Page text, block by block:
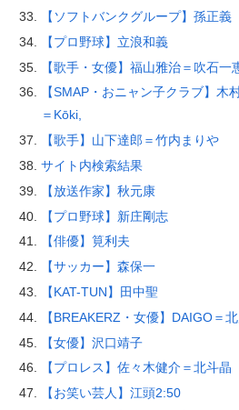
【ソフトバンクグループ】孫正義
【プロ野球】立浪和義
【歌手・女優】福山雅治＝吹石一
【SMAP・おニャン子クラブ】木
＝Kōki,
【歌手】山下達郎＝竹内まりや
サイト内検索結果
【放送作家】秋元康
【プロ野球】新庄剛志
【俳優】筧利夫
【サッカー】森保一
【KAT-TUN】田中聖
【BREAKERZ・女優】DAIGO＝
【女優】沢口靖子
【プロレス】佐々木健介＝北斗晶
【お笑い芸人】江頭2:50